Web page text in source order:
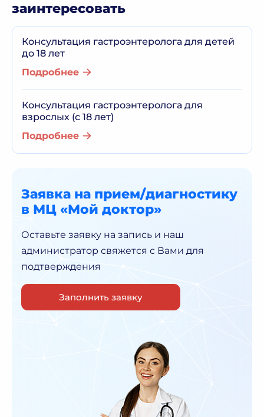
заинтересовать
Консультация гастроэнтеролога для детей
до 18 лет
Подробнее
Консультация гастроэнтеролога для
взрослых (с 18 лет)
Подробнее
Заявка на прием/диагностику
в МЦ «Мой доктор»
Оставьте заявку на запись и наш
администратор свяжется с Вами для
подтверждения
Заполнить заявку